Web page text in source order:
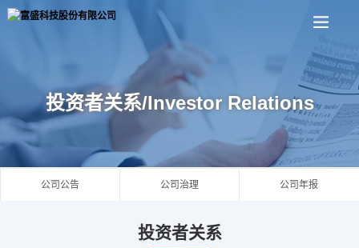
投资者关系/Investor Relations
公司公告 公司治理 公司年报
投资者关系